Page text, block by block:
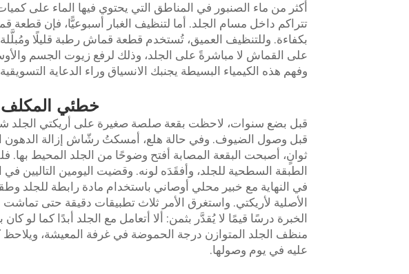
أكثر من ماء الصنبور في المناطق التي يحتوي فيها الماء على
تتراكم داخل مسام الجلد. أما لتنظيف الغبار أسبوعيًّا، فإن قطعة
بكفاءة. وللتنظيف العميق، تُستخدم قطعة قماش رطبة قليلًا
على القماش لا مباشرةً على الجلد، وذلك لرفع زيوت الجسم
وفهم هذه الكيمياء البسيطة يجنبك الانسياق وراء الدعاية
خطئي
قبل بضع سنوات، لاحظت بقعة صلصة صغيرة على أريكتي الجلد
قبل وصول الضيوف. وفي حالة هلع، أمسكتُ رشّاش إزالة
ثوانٍ، أصبحت البقعة المصابة أفتح وضوحًا من الجلد المحيط بها.
الطبقة السطحية للجلد، وأفقَدَه لونه. وقضيت اليومين التاليين
في النهاية مع خبير محلي أوصاني باستخدام مادة رابطة للجلد
الأصلية لأريكتي. واستغرق الأمر ثلاث تطبيقات دقيقة حتى
الخبرة درسًا قيمًا لا يُقدَّر بثمن: ألا أتعامل مع الجلد أبدًا كما لو
منظف الجلد المتوازن درجة الحموضة في غرفة المعيشة،
عليه في يوم وصولها.